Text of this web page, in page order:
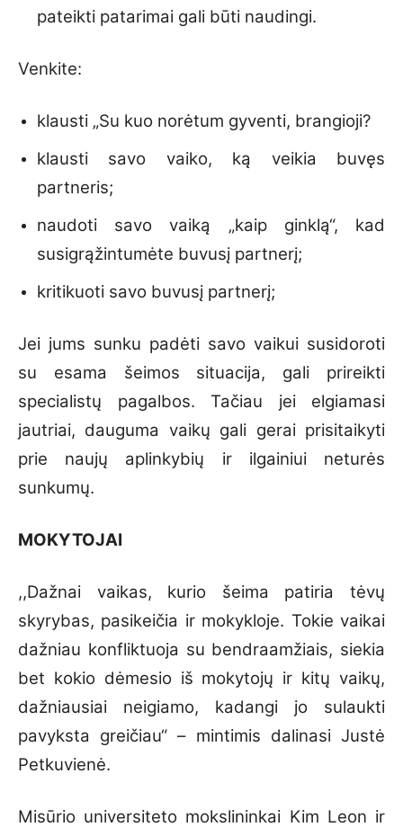
pateikti patarimai gali būti naudingi.
Venkite:
klausti „Su kuo norėtum gyventi, brangioji?
klausti savo vaiko, ką veikia buvęs
partneris;
naudoti savo vaiką „kaip ginklą“, kad
susigrąžintumėte buvusį partnerį;
kritikuoti savo buvusį partnerį;
Jei jums sunku padėti savo vaikui susidoroti
su esama šeimos situacija, gali prireikti
specialistų pagalbos. Tačiau jei elgiamasi
jautriai, dauguma vaikų gali gerai prisitaikyti
prie naujų aplinkybių ir ilgainiui neturės
sunkumų.
MOKYTOJAI
,,Dažnai vaikas, kurio šeima patiria tėvų
skyrybas, pasikeičia ir mokykloje. Tokie vaikai
dažniau konfliktuoja su bendraamžiais, siekia
bet kokio dėmesio iš mokytojų ir kitų vaikų,
dažniausiai neigiamo, kadangi jo sulaukti
pavyksta greičiau“ – mintimis dalinasi Justė
Petkuvienė.
Misūrio universiteto mokslininkai Kim Leon ir